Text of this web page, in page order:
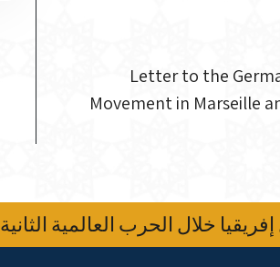
Letter to the
Movement in Marseille
خلال الحرب العالمية الثانية